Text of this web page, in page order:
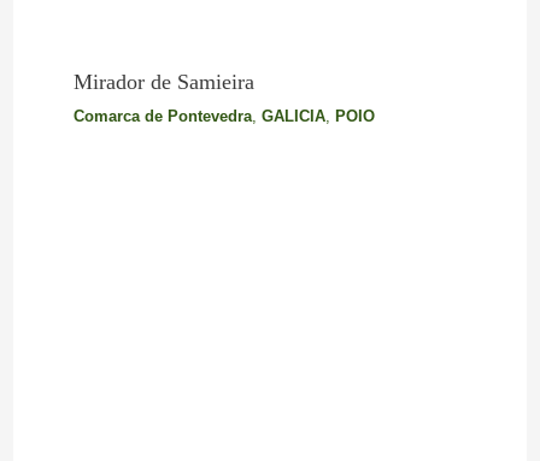
Mirador de Samieira
Comarca de Pontevedra, GALICIA, POIO